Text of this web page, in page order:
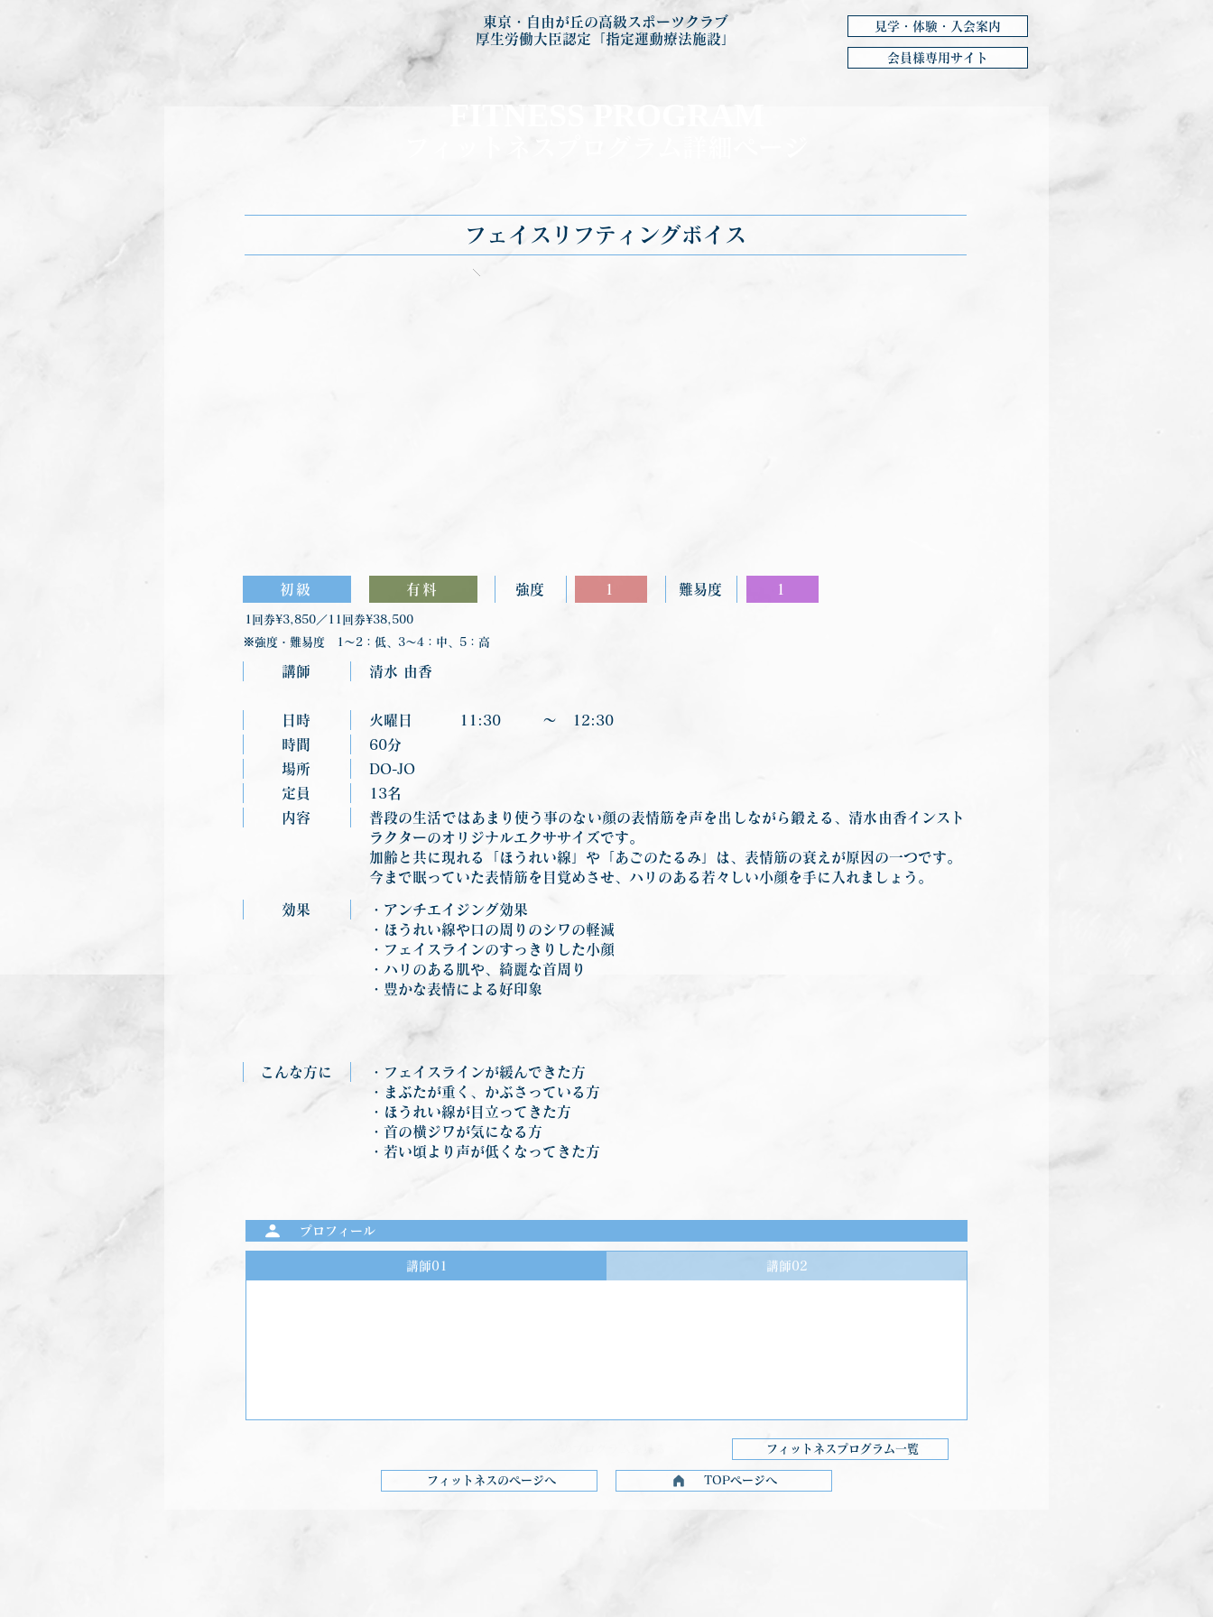
東京・自由が丘の高級スポーツクラブ
厚生労働大臣認定「指定運動療法施設」
見学・体験・入会案内
会員様専用サイト
FITNESS PROGRA
フェイスリフティングボイス
初級 有料 強度 1 難易度 1
1回券¥3,850／11回券¥38,500
※強度・難易度 1〜2：低、3〜4：中、5：高
講師 清水 由香
日時 火曜日 11:30 〜
12:30
時間
60分
場所
DO-JO
定員
13名
内容
普段の生活ではあまり使う事のない顔の表情筋を声を出しながら鍛える、清水由香インスト
ラクターのオリジナルエクササイズです。
加齢と共に現れる「ほうれい線」や「あごのたるみ」は、表情筋の衰えが原因の一つです。
今まで眠っていた表情筋を目覚めさせ、ハリのある若々しい小顔を手に入れましょう。
効果
・アンチエイジング効果
・ほうれい線や口の周りのシワの軽減
・フェイスラインのすっきりした小顔
・ハリのある肌や、綺麗な首周り
・豊かな表情による好印象
こんな方に
・フェイスラインが緩んできた方
・まぶたが重く、かぶさっている方
・ほうれい線が目立ってきた方
・首の横ジワが気になる方
・若い頃より声が低くなってきた方
プロフィール
講師01 講師02
フィットネスプログラム一覧
フィットネスのページへ TOPページへ